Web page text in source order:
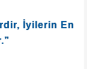
İyilerin En